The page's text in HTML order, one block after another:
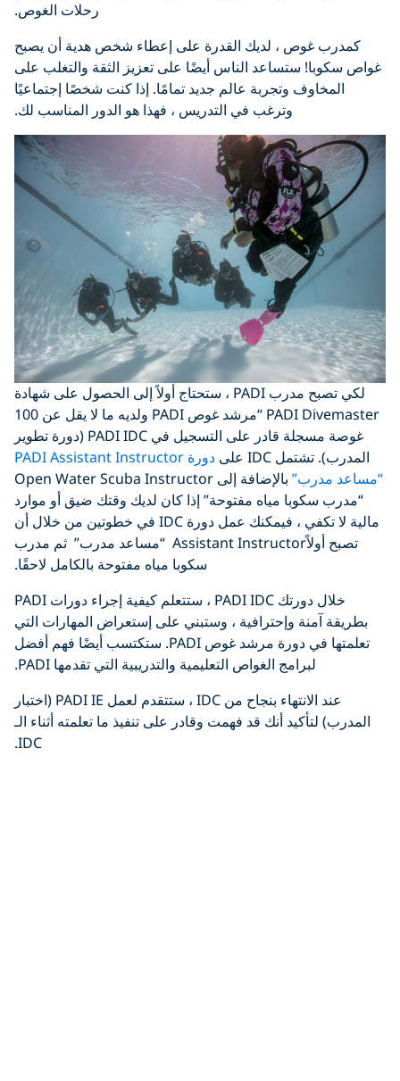
رحلات الغوص.
كمدرب غوص ، لديك القدرة على إعطاء شخص هدية أن يصبح
غواص سكوبا! ستساعد الناس أيضًا على تعزيز الثقة والتغلب على
المخاوف وتجربة عالم جديد تمامًا. إذا كنت شخصًا إجتماعيًا
وترغب في التدريس ، فهذا هو الدور المناسب لك.
لكي تصبح مدرب PADI ، ستحتاج أولاً إلى الحصول على شهادة
PADI Divemaster “مرشد غوص PADI ولديه ما لا يقل عن 100
غوصة مسجلة قادر على التسجيل في PADI IDC (دورة تطوير
المدرب). تشتمل IDC على
دورة PADI Assistant Instructor
“مساعد مدرب”
بالإضافة إلى Open Water Scuba Instructor
“مدرب سكوبا مياه مفتوحة” إذا كان لديك وقتك ضيق أو موارد
مالية لا تكفي ، فيمكنك عمل دورة IDC في خطوتين من خلال أن
تصبح أولاًAssistant Instructor “مساعد مدرب” ثم مدرب
سكوبا مياه مفتوحة بالكامل لاحقًا.
خلال دورتك PADI IDC ، ستتعلم كيفية إجراء دورات PADI
بطريقة آمنة وإحترافية ، وستبني على إستعراض المهارات التي
تعلمتها في دورة مرشد غوص PADI. ستكتسب أيضًا فهم أفضل
لبرامج الغواص التعليمية والتدريبية التي تقدمها PADI.
عند الانتهاء بنجاح من IDC ، ستتقدم لعمل PADI IE (اختبار
المدرب) لتأكيد أنك قد فهمت وقادر على تنفيذ ما تعلمته أثناء الـ
IDC.